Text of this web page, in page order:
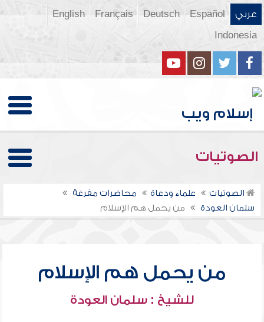
عربي Español
Deutsch
Français
English
Indonesia
الصوتيات
الصوتيات علماء ودعاة
محاضرات مفرغة
سلمان العودة
من يحمل هم الإسلام
من يحمل هم الإسلام
للشيخ : سلمان العودة